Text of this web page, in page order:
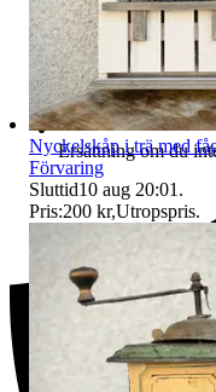
Ersättning om du
Nyckelskåp i trä med
Förvaring
Sluttid10 aug 20:01 .
Pris:200 kr,Utropspris.